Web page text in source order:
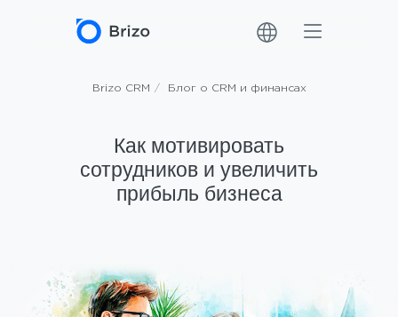
Brizo CRM / Блог о CRM и финансах
Как мотивировать
сотрудников и увеличить
прибыль бизнеса